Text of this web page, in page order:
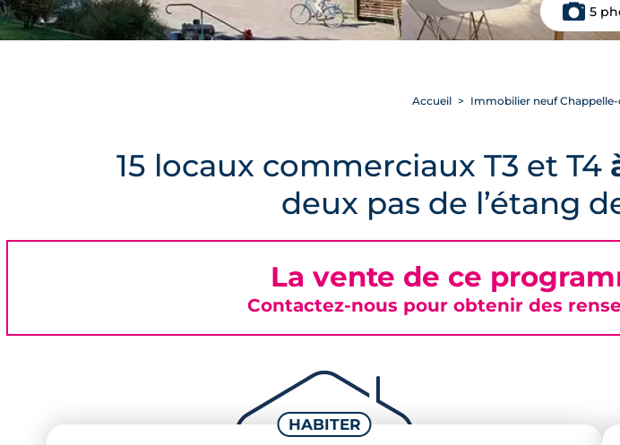
5
Accueil Immobilier neuf
15 locaux commerciaux T3 et T4
deux pas de l’étang
La vente de ce
Contactez-nous pour obtenir des